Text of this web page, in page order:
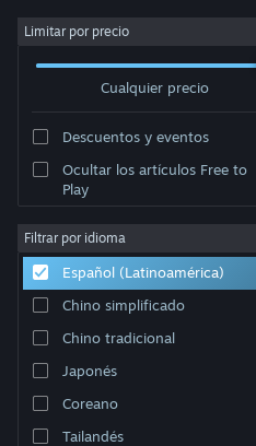
Iniciar sesión
Acerca de
Soporte
Cambiar idioma
Obtener la aplicación de Steam
Ver versión clásica
Limitar por precio
Cualquier precio
Descuentos y eventos
Ocultar los artículos Free to
Play
Filtrar por idioma
Español (Latinoamérica)
Chino simplificado
Chino tradicional
Japonés
Coreano
Tailandés
Desarrollador: Sea of Ghosts
Ordenar por Relevancia
0 resultado(s) coinciden con la
títulos según tus preferencias.